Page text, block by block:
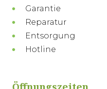
Garantie
Reparatur
Entsorgung
Hotline